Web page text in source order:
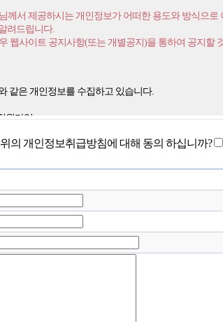
위의 개인정보취급방침에 대해 동의 하십니까?